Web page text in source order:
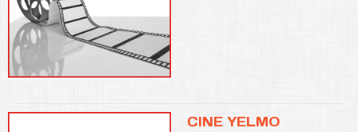
CINE YELMO